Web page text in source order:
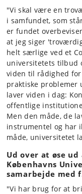
"Vi skal være en
i samfundet, som
er fundet
at jeg siger
helt særlige ved et
universitetets tilbud
viden til rådighed
praktiske problemer
laver viden i dag:
offentlige
Men den måde, de
instrumentel og har
måde, universitetet
Ud over at øse
Københavns
samarbejde med
"Vi har brug for at